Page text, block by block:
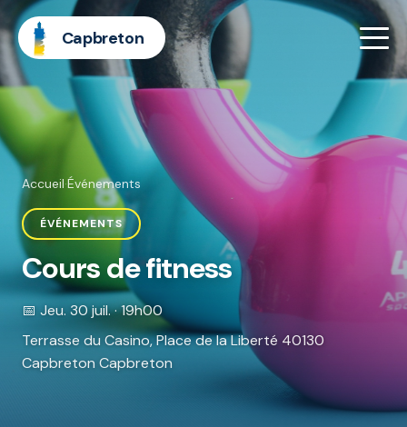
Capbreton
Accueil·Événements
ÉVÉNEMENTS
Cours de fitness
📅 Jeu. 30 juil. · 19h00
Terrasse du Casino, Place de la Liberté 40130
Capbreton Capbreton